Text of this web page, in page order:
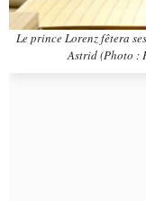
Le prince Lorenz fêtera
Astrid (Photo :